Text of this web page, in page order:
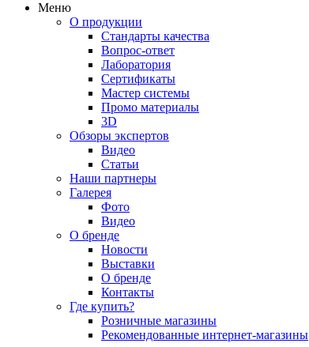
Меню
О продукции
Стандарты качества
Вопрос-ответ
Лаборатория
Сертификаты
Мастер системы
Промо материалы
3D
Обзоры экспертов
Видео
Статьи
Наши партнеры
Галерея
Фото
Видео
О бренде
Новости
Выставки
О бренде
Контакты
Где купить?
Розничные магазины
Рекомендованные интернет-магазины